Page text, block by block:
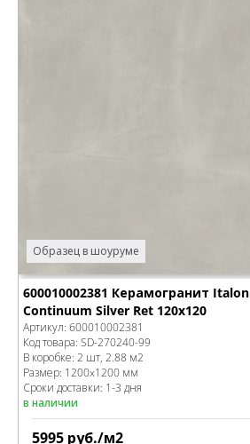
Образец в шоуруме
600010002381 Керамогранит Italon
Continuum Silver Ret 120x120
Артикул: 600010002381
Код товара: SD-270240-99
В коробке: 2 шт, 2.88 м2
Размер: 1200x1200 мм
Сроки доставки: 1-3 дня
в наличии
5995 руб./м2